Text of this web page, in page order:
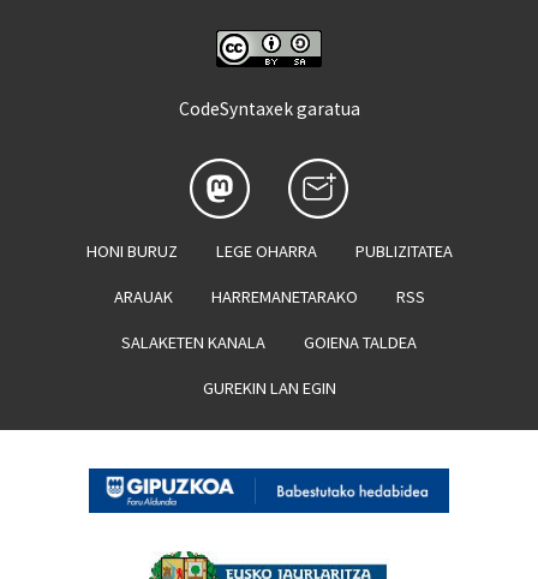
CodeSyntaxek garatua
HONI BURUZ LEGE OHARRA PUBLIZITATEA
ARAUAK HARREMANETARAKO RSS
SALAKETEN KANALA GOIENA TALDEA
GUREKIN LAN EGIN